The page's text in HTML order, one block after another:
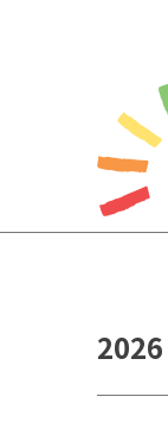
2026